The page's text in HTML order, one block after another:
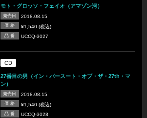
モト・グロッソ・フェイオ（アマゾン河）
発売日 2018.08.15
価 格 ¥1,540 (税込)
品 番 UCCQ-3027
CD
27番目の男（イン・パースート・オブ・ザ・27th・マ
ン）
発売日 2018.08.15
価 格 ¥1,540 (税込)
品 番 UCCQ-3028